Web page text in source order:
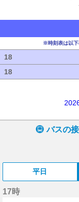
※時刻表は以下
18
18
バスの
平日
17時